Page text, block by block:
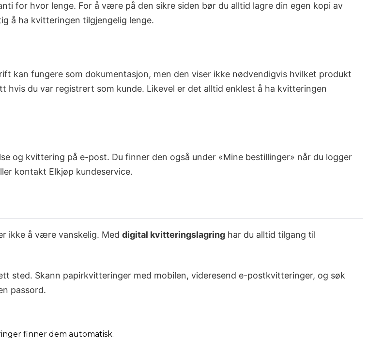
for hvor lenge. For å være på den sikre siden bør du alltid lagre din egen kopi av
å ha kvitteringen tilgjengelig lenge.
kan fungere som dokumentasjon, men den viser ikke nødvendigvis hvilket produkt
du var registrert som kunde. Likevel er det alltid enklest å ha kvitteringen
og kvittering på e-post. Du finner den også under «Mine bestillinger» når du logger
kontakt Elkjøp kundeservice.
ikke å være vanskelig. Med digital kvitteringslagring har du alltid tilgang til
sted. Skann papirkvitteringer med mobilen, videresend e-postkvitteringer, og søk
passord.
finner dem automatisk.